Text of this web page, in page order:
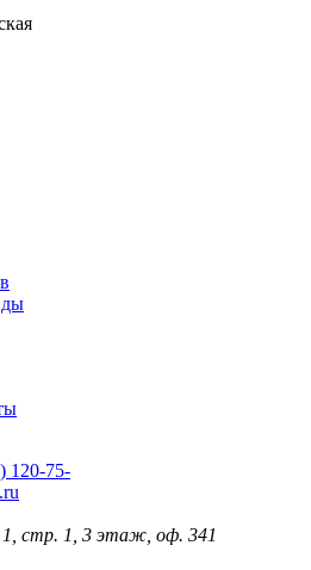
120-75-
1, стр. 1, 3 этаж, оф. 341